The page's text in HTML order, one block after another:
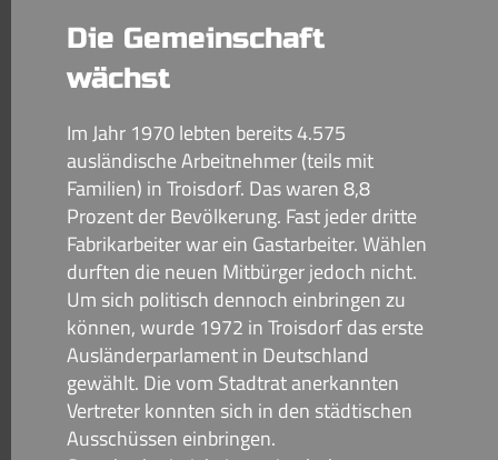
Die Gemeinschaft
wächst
Im Jahr 1970 lebten bereits 4.575
ausländische Arbeitnehmer (teils mit
Familien) in Troisdorf. Das waren 8,8
Prozent der Bevölkerung. Fast jeder dritte
Fabrikarbeiter war ein Gastarbeiter. Wählen
durften die neuen Mitbürger jedoch nicht.
Um sich politisch dennoch einbringen zu
können, wurde 1972 in Troisdorf das erste
Ausländerparlament in Deutschland
gewählt. Die vom Stadtrat anerkannten
Vertreter konnten sich in den städtischen
Ausschüssen einbringen.